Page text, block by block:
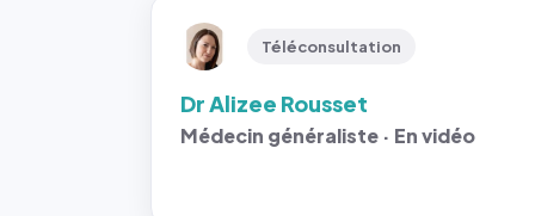
Téléconsultation
Dr Alizee Rousset
Médecin généraliste · En vidéo